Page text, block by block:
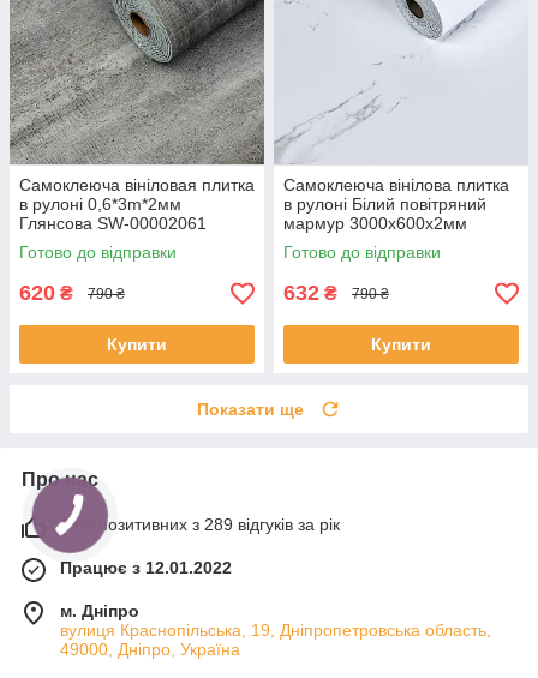
Самоклеюча вініловая плитка
в рулоні 0,6*3m*2мм
Глянсова SW-00002061
Готово до відправки
620 ₴ 790 ₴
Купити
Самоклеюча вінілова плитка
в рулоні Білий повітряний
мармур 3000х600х2мм
Готово до відправки
632 ₴ 790 ₴
Купити
Показати ще
Про нас
98% позитивних з 289 відгуків за рік
Працює з 12.01.2022
м. Дніпро
вулиця Краснопільська, 19, Дніпропетровська область,
49000, Дніпро, Україна